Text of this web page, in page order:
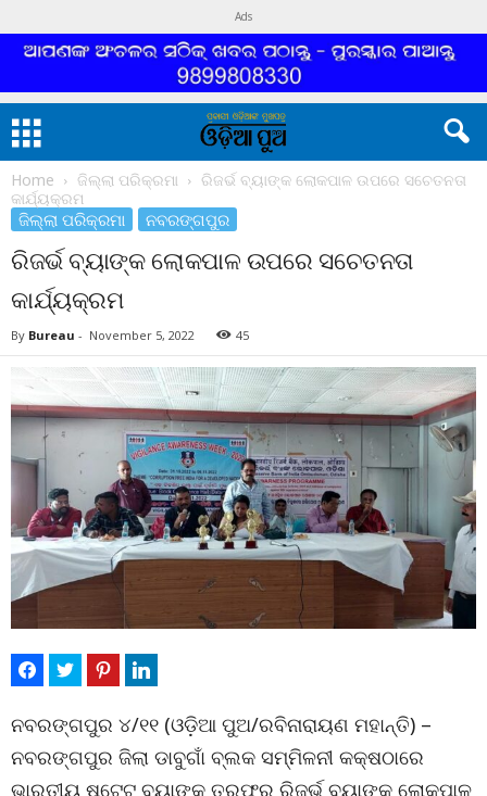
Ads
Home ଜିଲ୍ଲା ପରିକ୍ରମା
ରିଜର୍ଭ ବ୍ୟାଙ୍କ ଲୋକପାଳ ଉପରେ ସଚେତନତା
କାର୍ଯ୍ୟକ୍ରମ
ଜିଲ୍ଲା ପରିକ୍ରମା ନବରଙ୍ଗପୁର
ରିଜର୍ଭ ବ୍ୟାଙ୍କ ଲୋକପାଳ ଉପରେ ସଚେତନତା
କାର୍ଯ୍ୟକ୍ରମ
By Bureau - November 5, 2022 45
ନବରଙ୍ଗପୁର ୪/୧୧ (ଓଡ଼ିଆ ପୁଅ/ରବିନାରାୟଣ ମହାନ୍ତି) –
ନବରଙ୍ଗପୁର ଜିଲା ଡାବୁଗାଁ ବ୍ଲକ ସମ୍ମିଳନୀ କକ୍ଷଠାରେ
ଭାରତୀୟ ଷ୍ଟେଟ ବ୍ୟାଙ୍କ ତରଫରୁ ରିଜର୍ଭ ବ୍ୟାଙ୍କ ଲୋକପାଳ